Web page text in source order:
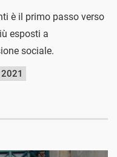
è il primo passo verso
esposti a
sociale.